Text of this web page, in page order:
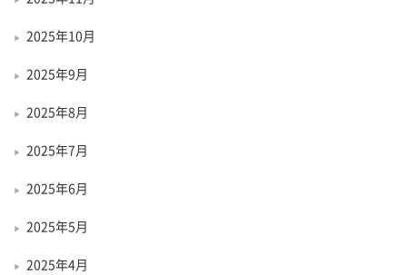
2025年10月
2025年9月
2025年8月
2025年7月
2025年6月
2025年5月
2025年4月